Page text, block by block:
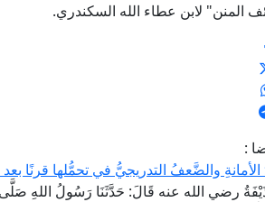
المنن" لابن عطاء الله السكندري.
:
الأمانةِ والضَّعفُ التدريجيُّ في تحمُّلها قرنًا
رضي الله عنه قَالَ: حَدَّثَنَا رَسُولُ اللهِ صَلَّى